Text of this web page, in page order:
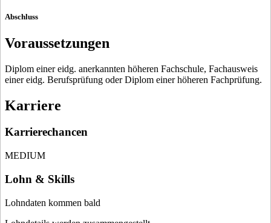
Abschluss
Voraussetzungen
Diplom einer eidg. anerkannten höheren Fachschule, Fachausweis
einer eidg. Berufsprüfung oder Diplom einer höheren Fachprüfung.
Karriere
Karrierechancen
MEDIUM
Lohn & Skills
Lohndaten kommen bald